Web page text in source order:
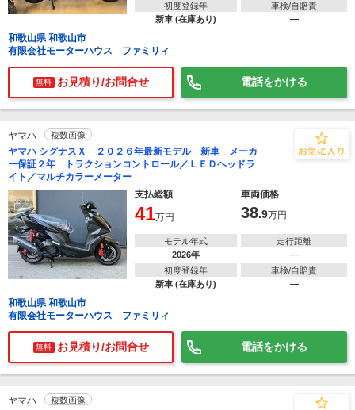
初度登録年
新車 (在庫あり)
車検/自賠責
―
和歌山県 和歌山市
有限会社モーターハウス ファミリィ
無料 お見積り/お問合せ 電話をかける
ヤマハ 複数画像
ヤマハ シグナスＸ ２０２６年最新モデル 新車 メーカ
ー保証２年 トラクションコントロール／ＬＥＤヘッドラ
イト／マルチカラーメーター
支払総額
車両価格
41万円 38.9万円
モデル年式
2026年
走行距離
―
初度登録年
新車 (在庫あり)
車検/自賠責
―
和歌山県 和歌山市
有限会社モーターハウス ファミリィ
無料 お見積り/お問合せ 電話をかける
ヤマハ 複数画像